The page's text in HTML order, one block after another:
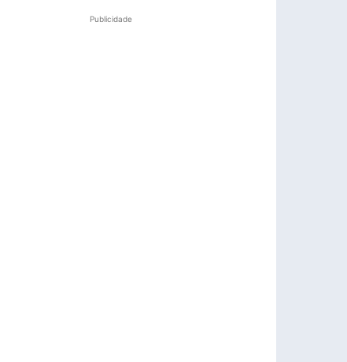
Publicidade